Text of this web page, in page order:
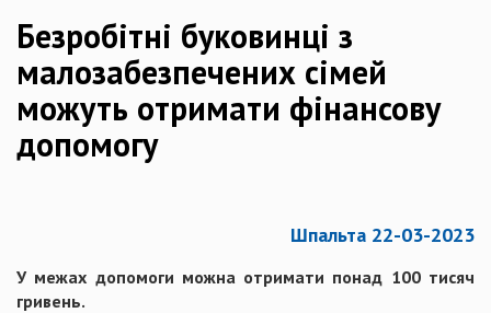
Безробітні буковинці з
малозабезпечених сімей
можуть отримати фінансову
допомогу
Шпальта 22-03-2023
У межах допомоги можна отримати понад 100 тисяч
гривень.